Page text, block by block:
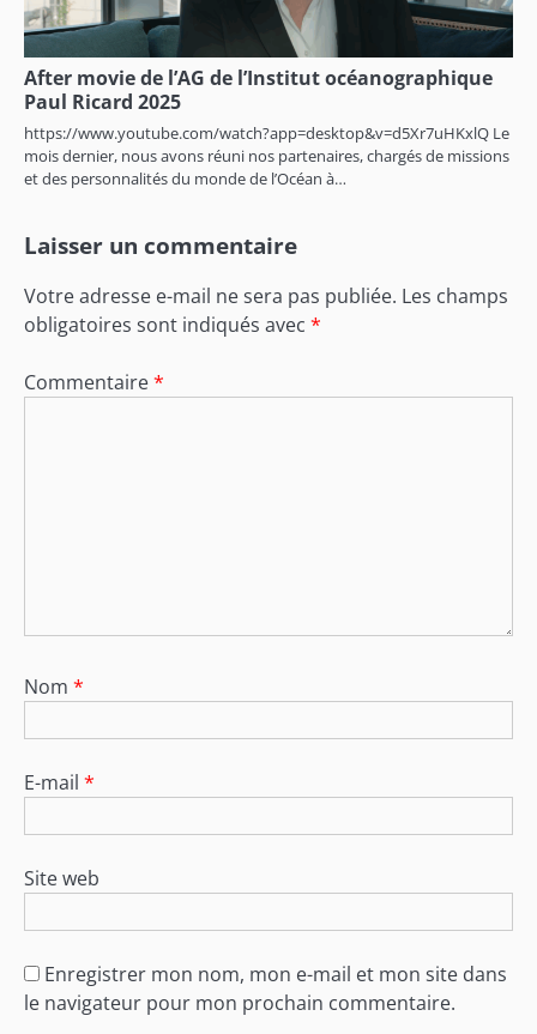
After movie de l’AG de l’Institut océanographique
Paul Ricard 2025
https://www.youtube.com/watch?app=desktop&v=d5Xr7uHKxlQ Le
mois dernier, nous avons réuni nos partenaires, chargés de missions
et des personnalités du monde de l’Océan à…
Laisser un commentaire
Votre adresse e-mail ne sera pas publiée. Les champs
obligatoires sont indiqués avec *
Commentaire*
Nom *
E-mail *
Site web
Enregistrer mon nom, mon e-mail et mon site dans
le navigateur pour mon prochain commentaire.